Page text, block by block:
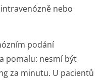
nebo
podání
pomalu: nesmí být
za minutu. U pacientů